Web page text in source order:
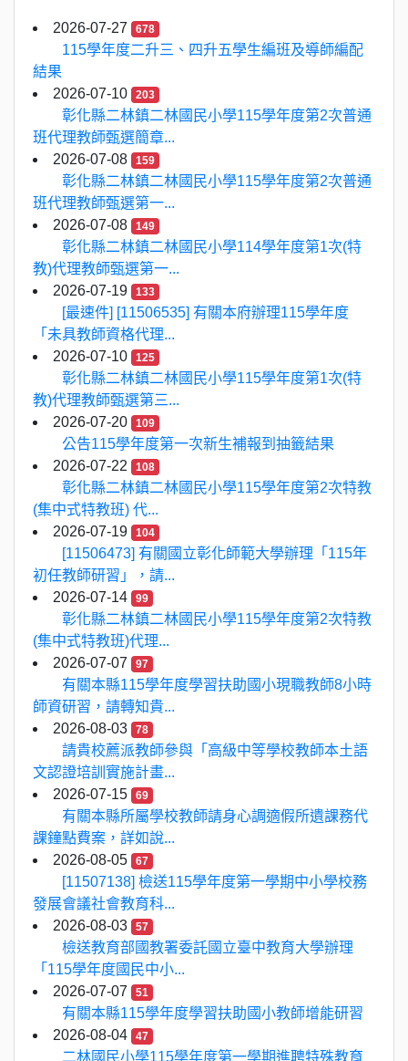
2026-07-27 678
115學年度二升三、四升五學生編班及導師編配
結果
2026-07-10
203
彰化縣二林鎮二林國民小學115學年度第2次普通
班代理教師甄選簡章...
2026-07-08
159
彰化縣二林鎮二林國民小學115學年度第2次普通
班代理教師甄選第一...
2026-07-08
149
彰化縣二林鎮二林國民小學114學年度第1次(特
教)代理教師甄選第一...
2026-07-19
133
[最速件] [11506535] 有關本府辦理115學年度
「未具教師資格代理...
2026-07-10
125
彰化縣二林鎮二林國民小學115學年度第1次(特
教)代理教師甄選第三...
2026-07-20
109
公告115學年度第一次新生補報到抽籤結果
2026-07-22
108
彰化縣二林鎮二林國民小學115學年度第2次特教
(集中式特教班) 代...
2026-07-19
104
[11506473] 有關國立彰化師範大學辦理「115年
初任教師研習」，請...
2026-07-14
99
彰化縣二林鎮二林國民小學115學年度第2次特教
(集中式特教班)代理...
2026-07-07
97
有關本縣115學年度學習扶助國小現職教師8小時
師資研習，請轉知貴...
2026-08-03
78
請貴校薦派教師參與「高級中等學校教師本土語
文認證培訓實施計畫...
2026-07-15
69
有關本縣所屬學校教師請身心調適假所遺課務代
課鐘點費案，詳如說...
2026-08-05
67
[11507138] 檢送115學年度第一學期中小學校務
發展會議社會教育科...
2026-08-03
57
檢送教育部國教署委託國立臺中教育大學辦理
「115學年度國民中小...
2026-07-07
51
有關本縣115學年度學習扶助國小教師增能研習
2026-08-04
47
二林國民小學115學年度第一學期進聘特殊教育